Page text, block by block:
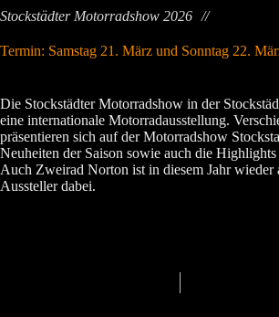
Stockstädter Motorradshow 2026
Termin: Samstag 21. März und Sonntag 22.
Die Stockstädter Motorradshow in der
eine internationale Motorradausstellung.
präsentieren sich auf der Motorradshow
Neuheiten der Saison sowie auch die Highlights
Auch Zweirad Norton ist in diesem Jahr wieder
Aussteller dabei.